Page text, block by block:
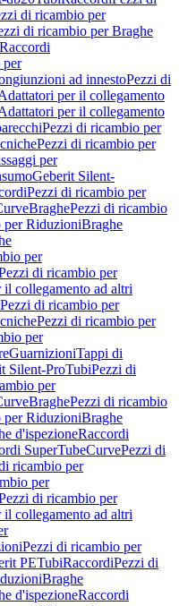
di ricambio per
di ricambio per Braghe
Raccordi
per
ad innestoPezzi di
per il collegamento
per il collegamento
Pezzi di ricambio per
Pezzi di ricambio per
per
Geberit Silent-
Pezzi di ricambio per
BraghePezzi di ricambio
per RiduzioniBraghe
per
di ricambio per
il collegamento ad altri
Pezzi di ricambio per
Pezzi di ricambio per
per
GuarnizioniTappi di
Silent-ProTubiPezzi di
per
BraghePezzi di ricambio
per RiduzioniBraghe
d'ispezioneRaccordi
SuperTubeCurvePezzi di
ricambio per
per
di ricambio per
il collegamento ad altri
Pezzi di ricambio per
PETubiRaccordiPezzi di
Braghe
d'ispezioneRaccordi